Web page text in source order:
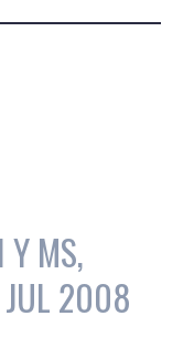
Y MS,
JUL 2008